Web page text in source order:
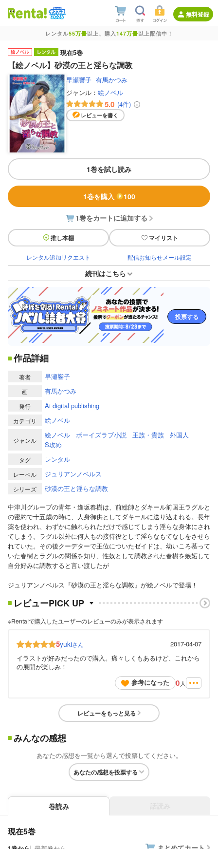
無料登録
レンタル55万冊以上、購入147万冊以上配信中！
現在5巻
【絵ノベル】砂漠の王と淫らな調教
早瀬響子 有馬かつみ
ジャンル： 絵ノベル
5.0 (4件)
レビューを書く
1巻を試し読み
1巻を購入 100
1巻をカートに追加する
推し本棚 マイリスト
レンタル追加リクエスト 配信お知らせメール設定
続刊はこちら
投票する
作品詳細
著者 早瀬響子
画 有馬かつみ
発行 Ai digital publishing
カテゴリ 絵ノベル
ジャンル
絵ノベル ボーイズラブ小説 王族・貴族
外国人
S攻め
タグ レンタル
レーベル ジュリアンノベルス
シリーズ
砂漠の王と淫らな調教
中津川グループの青年・逢坂春樹は、前総帥とダキール前国王ラグルと
の密約で十五歳の時に、人身御供としてダキールに送り込まれる。長年
薬を使われ、わずかに触れられただけで感じてしまう淫らな身体にされ
てしまう。ラグル以外に何人もの接待役として淫らなもてなしをさせら
れていた。その後クーデターで王位についたゼイドは、幼いころ慕って
いた春樹とラグルの関係を知り、性奴として調教された春樹を嫉妬して
自分好みに調教すると言い渡したが
ジュリアンノベルス『砂漠の王と淫らな調教』が絵ノベルで登場！
レビューPICK UP
※Renta!で購入したユーザーのレビューのみが表示されます
5yukiさん
2017-04-07
イラストが好みだったので購入。痛々しくもあるけど、これから
の展開が楽しみ！
参考になった
0 人
レビューをもっと見る
みんなの感想
あなたの感想を一覧から選んで投票してください。
あなたの感想を投票する
巻読み
現在5巻